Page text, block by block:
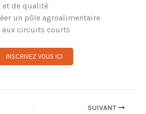
de qualité
un pôle agroalimentaire
circuits courts
INSCRIVEZ VOUS ICI
SUIVANT